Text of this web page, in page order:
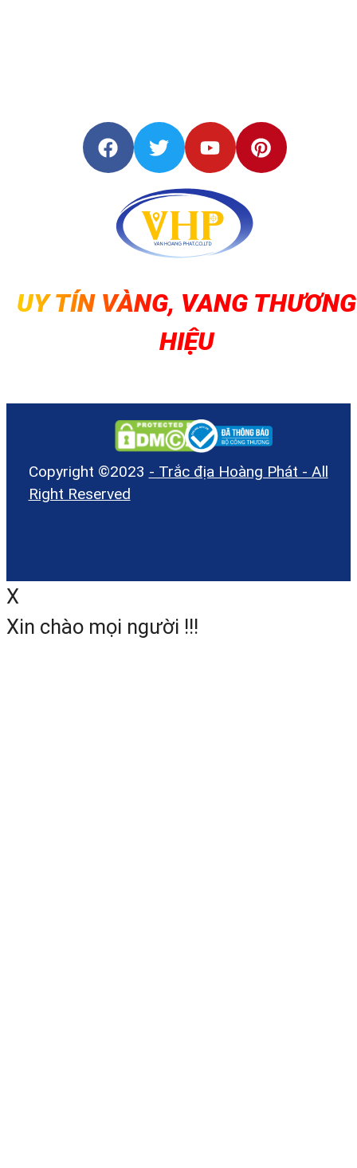
UY TÍN VÀNG, VANG THƯƠNG
HIỆU
Copyright ©2023 - Trắc địa Hoàng Phát - All
Right Reserved
X
Xin chào mọi người !!!